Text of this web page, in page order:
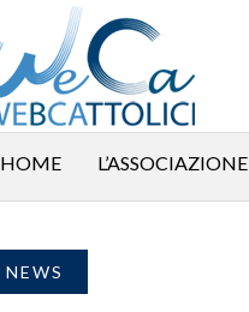
HOME L’ASSOCIAZIONE
NEWS